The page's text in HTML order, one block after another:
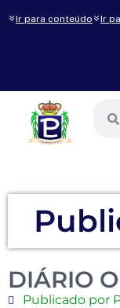
Ir para conteúdo Ir
DIÁRIO
Publicado por